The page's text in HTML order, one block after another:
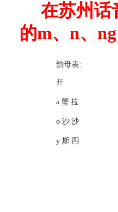
在苏州话
的m、n、
韵母表:
开
a 蟹 拉
o 沙 沙
y 斯 四